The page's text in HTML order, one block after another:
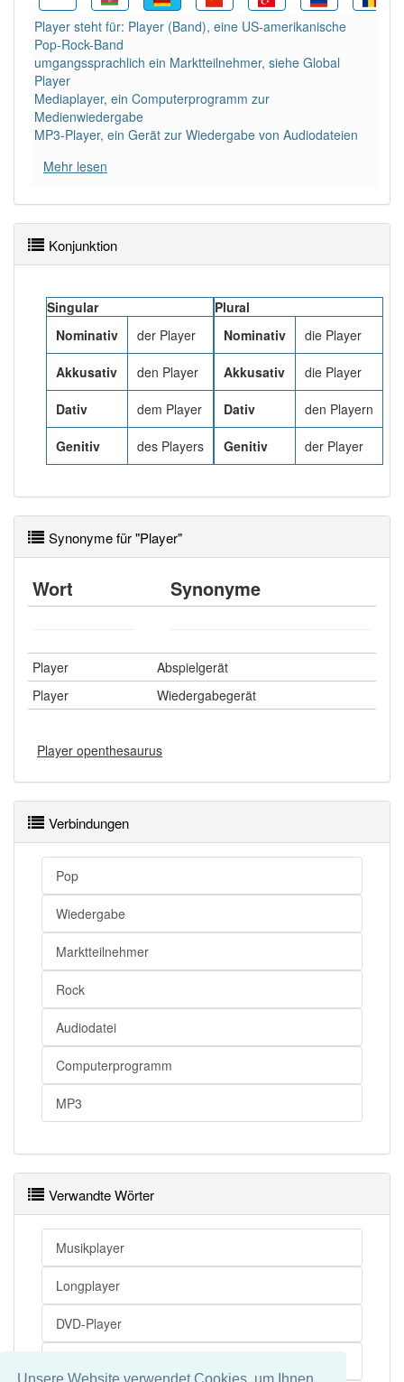
Unsere Website verwendet Cookies, um Ihnen
Häufigkeit: 6 von 10
Wörter mit Endung-player: 8
Wörter mit Endung-playeraber mit einem anderen
Artikelder: 0
Das Wort wird häufig verwendet im Bereich
92% unserer Spielapp-Nutzer haben den Artikel
korrekt erraten.
Player steht für: Player (Band), eine US-amerikanische
Pop-Rock-Band
umgangssprachlich ein Marktteilnehmer, siehe Global
Player
Mediaplayer, ein Computerprogramm zur
Medienwiedergabe
MP3-Player, ein Gerät zur Wiedergabe von Audiodateien
Mehr lesen
Konjunktion
Singular
Nominativ
der Player
Akkusativ den Player
Dativ dem Player
Genitiv des Players
Plural
Nominativ
die Player
Akkusativ die Player
Dativ den Playern
Genitiv der Player
Synonyme für "Player"
Wort Synonyme
Player
Abspielgerät
Player
Wiedergabegerät
Player openthesaurus
Verbindungen
Pop
Wiedergabe
Marktteilnehmer
Rock
Audiodatei
Computerprogramm
MP3
Verwandte Wörter
Musikplayer
Longplayer
DVD-Player